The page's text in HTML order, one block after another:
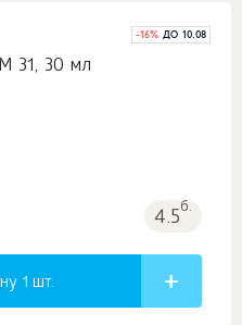
-16% ДО 10.08
4.5б.
1 шт.